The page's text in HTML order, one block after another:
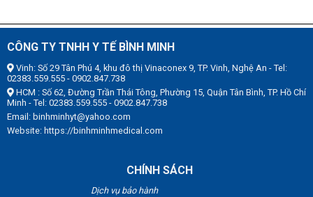
CÔNG TY TNHH Y TẾ BÌNH MINH
Vinh: Số 29 Tân Phú 4, khu đô thị Vinaconex 9, TP. Vinh, Nghệ An - Tel:
02383.559.555 - 0902.847.738
HCM : Số 62, Đường Trần Thái Tông, Phường 15, Quận Tân Bình, TP. Hồ Chí
Minh - Tel: 02383.559.555 - 0902.847.738
Email: binhminhyt@yahoo.com
Website: https://binhminhmedical.com
CHÍNH SÁCH
Dịch vụ bảo hành